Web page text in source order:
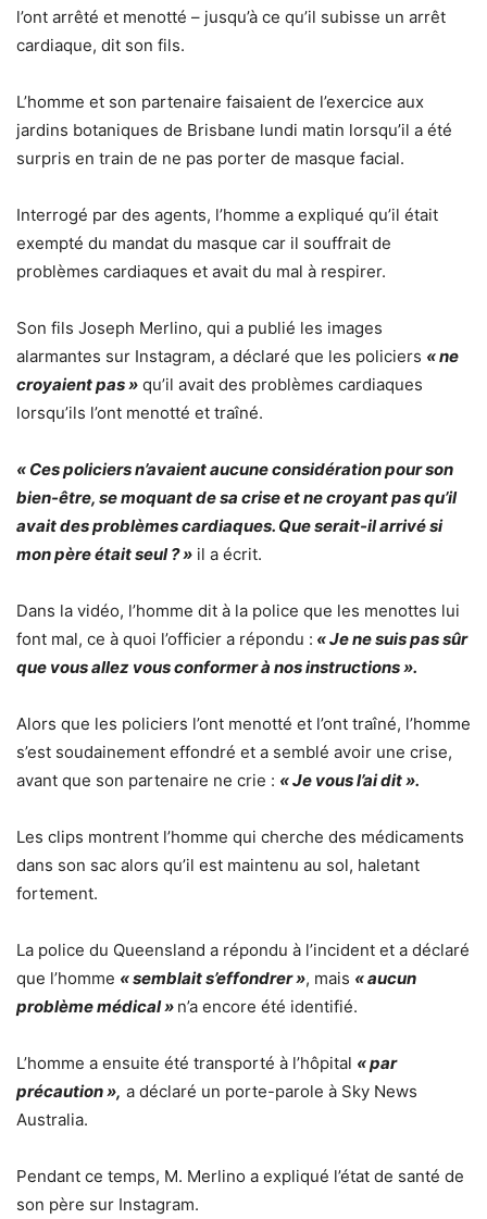
l’ont arrêté et menotté – jusqu’à ce qu’il subisse un arrêt
cardiaque, dit son fils.
L’homme et son partenaire faisaient de l’exercice aux
jardins botaniques de Brisbane lundi matin lorsqu’il a été
surpris en train de ne pas porter de masque facial.
Interrogé par des agents, l’homme a expliqué qu’il était
exempté du mandat du masque car il souffrait de
problèmes cardiaques et avait du mal à respirer.
Son fils Joseph Merlino, qui a publié les images
alarmantes sur Instagram, a déclaré que les policiers « ne
croyaient pas » qu’il avait des problèmes cardiaques
lorsqu’ils l’ont menotté et traîné.
« Ces policiers n’avaient aucune considération pour son
bien-être, se moquant de sa crise et ne croyant pas qu’il
avait des problèmes cardiaques. Que serait-il arrivé si
mon père était seul ? » il a écrit.
Dans la vidéo, l’homme dit à la police que les menottes lui
font mal, ce à quoi l’officier a répondu : « Je ne suis pas sûr
que vous allez vous conformer à nos instructions ».
Alors que les policiers l’ont menotté et l’ont traîné, l’homme
s’est soudainement effondré et a semblé avoir une crise,
avant que son partenaire ne crie : « Je vous l’ai dit ».
Les clips montrent l’homme qui cherche des médicaments
dans son sac alors qu’il est maintenu au sol, haletant
fortement.
La police du Queensland a répondu à l’incident et a déclaré
que l’homme « semblait s’effondrer », mais « aucun
problème médical » n’a encore été identifié.
L’homme a ensuite été transporté à l’hôpital « par
précaution », a déclaré un porte-parole à Sky News
Australia.
Pendant ce temps, M. Merlino a expliqué l’état de santé de
son père sur Instagram.